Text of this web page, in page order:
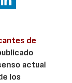
de
actual
los